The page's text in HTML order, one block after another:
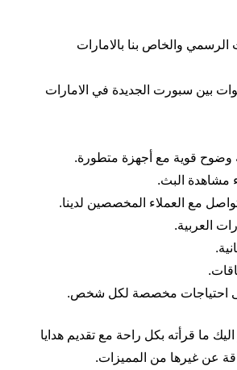
والخاص بنا بالامارات
بين سبورت الجديدة في الامارات
وضوح قوية مع أجهزة متطورة.
مشاهدة البث.
مع العملاء المخصصين لدينا.
العربية.
احتياجات مخصصة لكل شخص.
ما قرأته بكل راحة مع تقديم هدايا
عن غيرها من المميزات.